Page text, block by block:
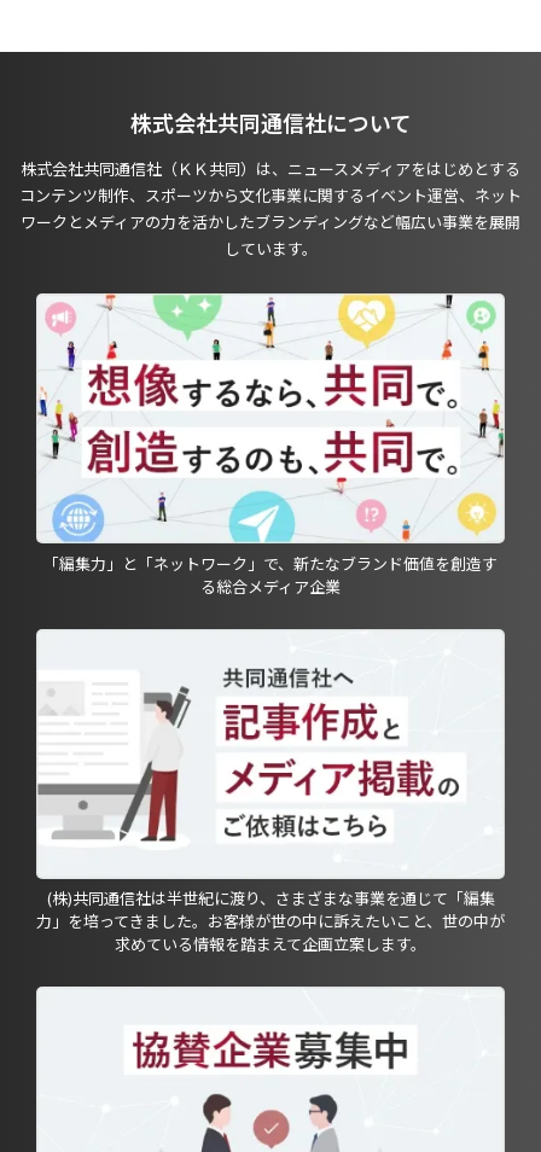
株式会社共同通信社について
株式会社共同通信社（ＫＫ共同）は、ニュースメディアをはじめとする
コンテンツ制作、スポーツから文化事業に関するイベント運営、ネット
ワークとメディアの力を活かしたブランディングなど幅広い事業を展開
しています。
「編集力」と「ネットワーク」で、新たなブランド価値を創造す
る総合メディア企業
(株)共同通信社は半世紀に渡り、さまざまな事業を通じて「編集
力」を培ってきました。お客様が世の中に訴えたいこと、世の中が
求めている情報を踏まえて企画立案します。